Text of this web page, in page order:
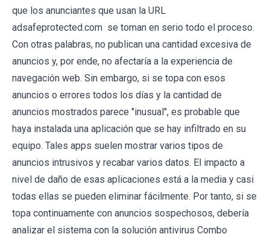
que los anunciantes que usan la URL
adsafeprotected.com se toman en serio todo el proceso.
Con otras palabras, no publican una cantidad excesiva de
anuncios y, por ende, no afectaría a la experiencia de
navegación web. Sin embargo, si se topa con esos
anuncios o errores todos los días y la cantidad de
anuncios mostrados parece "inusual", es probable que
haya instalada una aplicación que se hay infiltrado en su
equipo. Tales apps suelen mostrar varios tipos de
anuncios intrusivos y recabar varios datos. El impacto a
nivel de daño de esas aplicaciones está a la media y casi
todas ellas se pueden eliminar fácilmente. Por tanto, si se
topa continuamente con anuncios sospechosos, debería
analizar el sistema con la solución antivirus Combo